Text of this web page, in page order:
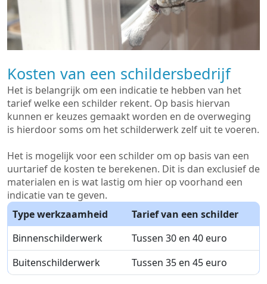
Kosten van een schildersbedrijf
Het is belangrijk om een indicatie te hebben van het
tarief welke een schilder rekent. Op basis hiervan
kunnen er keuzes gemaakt worden en de overweging
is hierdoor soms om het schilderwerk zelf uit te voeren.
Het is mogelijk voor een schilder om op basis van een
uurtarief de kosten te berekenen. Dit is dan exclusief de
materialen en is wat lastig om hier op voorhand een
indicatie van te geven.
Type werkzaamheid
Tarief van een schilder
Binnenschilderwerk
Tussen 30 en 40 euro
Buitenschilderwerk
Tussen 35 en 45 euro